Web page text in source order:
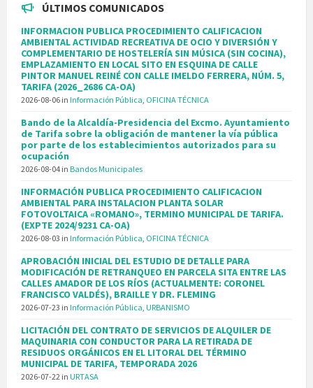
ÚLTIMOS COMUNICADOS
INFORMACION PUBLICA PROCEDIMIENTO CALIFICACION
AMBIENTAL ACTIVIDAD RECREATIVA DE OCIO Y DIVERSIÓN Y
COMPLEMENTARIO DE HOSTELERÍA SIN MÚSICA (SIN COCINA),
EMPLAZAMIENTO EN LOCAL SITO EN ESQUINA DE CALLE
PINTOR MANUEL REINÉ CON CALLE IMELDO FERRERA, NÚM. 5,
TARIFA (2026_2686 CA-OA)
2026-08-06 in Información Pública, OFICINA TÉCNICA
Bando de la Alcaldía-Presidencia del Excmo. Ayuntamiento
de Tarifa sobre la obligación de mantener la vía pública
por parte de los establecimientos autorizados para su
ocupación
2026-08-04 in Bandos Municipales
INFORMACIÓN PUBLICA PROCEDIMIENTO CALIFICACION
AMBIENTAL PARA INSTALACION PLANTA SOLAR
FOTOVOLTAICA «ROMANO», TERMINO MUNICIPAL DE TARIFA.
(EXPTE 2024/9231 CA-OA)
2026-08-03 in Información Pública, OFICINA TÉCNICA
APROBACIÓN INICIAL DEL ESTUDIO DE DETALLE PARA
MODIFICACIÓN DE RETRANQUEO EN PARCELA SITA ENTRE LAS
CALLES AMADOR DE LOS RÍOS (ACTUALMENTE: CORONEL
FRANCISCO VALDÉS), BRAILLE Y DR. FLEMING
2026-07-23 in Información Pública, URBANISMO
LICITACIÓN DEL CONTRATO DE SERVICIOS DE ALQUILER DE
MAQUINARIA CON CONDUCTOR PARA LA RETIRADA DE
RESIDUOS ORGÁNICOS EN EL LITORAL DEL TÉRMINO
MUNICIPAL DE TARIFA, TEMPORADA 2026
2026-07-22 in URTASA